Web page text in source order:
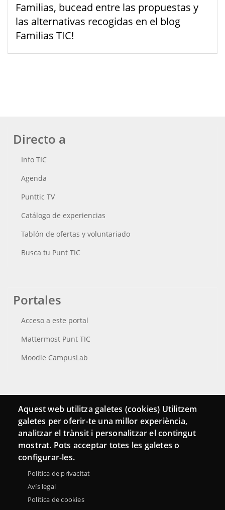
Familias, bucead entre las propuestas y
las alternativas recogidas en el blog
Familias TIC!
Directo a
Info TIC
Agenda
Punttic TV
Catálogo de experiencias
Tablón de ofertas y voluntariado
Busca tu Punt TIC
Portales
Acceso a este portal
Mattermost Punt TIC
Moodle CampusLab
Conecta
Contacto
Hemeroteca
Aquest web utilitza galetes (cookies) Utilitzem
galetes per oferir-te una millor experiència,
analitzar el trànsit i personalitzar el contingut
mostrat. Pots acceptar totes les galetes o
configurar-les.
Política de privacitat
Avís legal
Política de cookies